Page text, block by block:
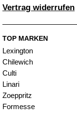
Vertrag widerrufen
TOP MARKEN
Lexington
Chilewich
Culti
Linari
Zoeppritz
Formesse